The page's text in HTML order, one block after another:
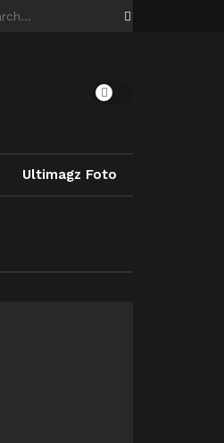
Ultimagz Foto